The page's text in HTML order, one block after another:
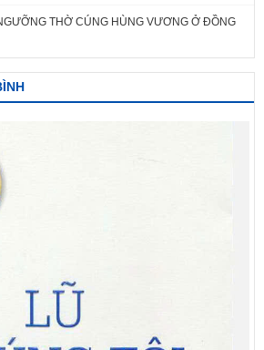
THỜ CÚNG HÙNG VƯƠNG Ở ĐỒNG